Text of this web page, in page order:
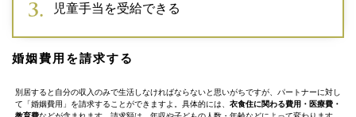
児童手当を受給できる
婚姻費用を請求する
別居すると自分の収入のみで生活しなければならないと思いがちですが、パートナーに対し
て「婚姻費用」を請求することができますよ。具体的には、 衣食住に関わる費用・医療費・